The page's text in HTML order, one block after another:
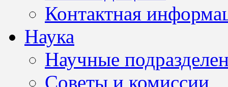
Контактная
Наука
Научные
Советы и комиссии